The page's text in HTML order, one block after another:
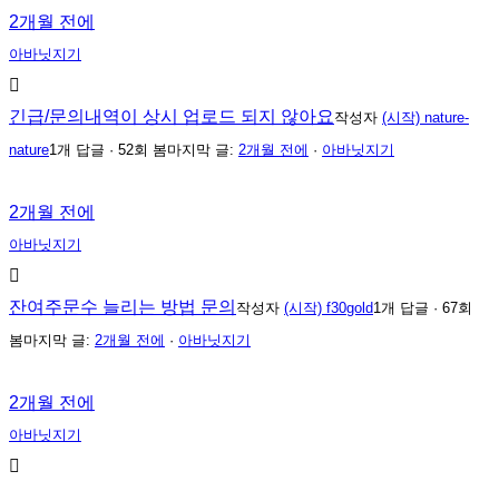
2개월 전에
아바닛지기
긴급/문의내역이 상시 업로드 되지 않아요 작성자 (시작) nature-
nature1개 답글 · 52회 봄마지막 글: 2개월 전에 · 아바닛지기
2개월 전에
아바닛지기
잔여주문수 늘리는 방법 문의 작성자 (시작) f30gold1개 답글 · 67회
봄마지막 글: 2개월 전에 · 아바닛지기
2개월 전에
아바닛지기